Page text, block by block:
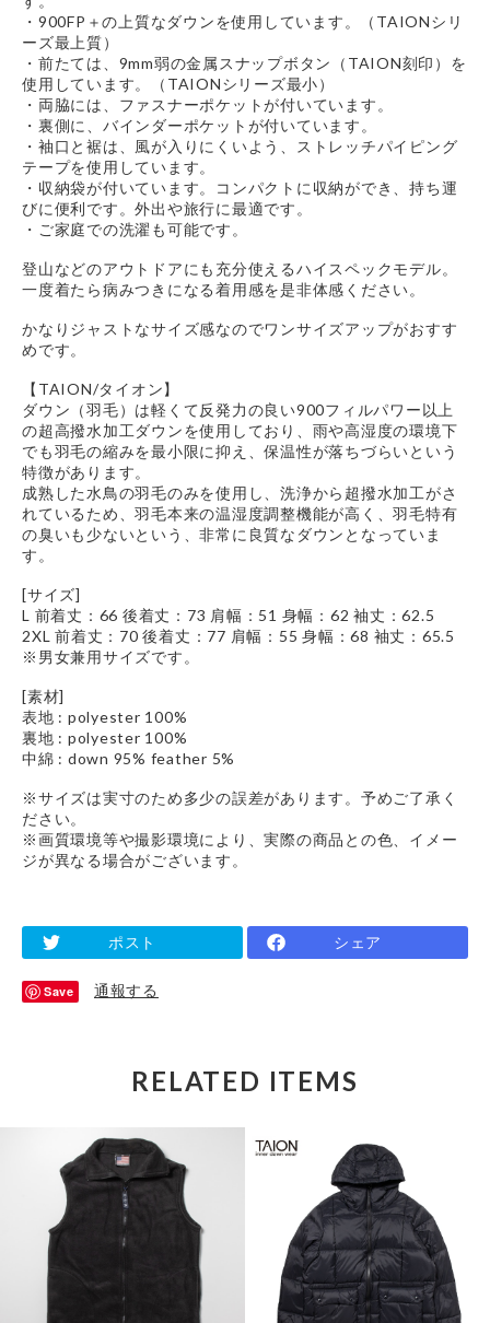
・900FP＋の上質なダウンを使用しています。（TAIONシリ
ーズ最上質）
・前たては、9mm弱の金属スナップボタン（TAION刻印）を
使用しています。（TAIONシリーズ最小）
・両脇には、ファスナーポケットが付いています。
・裏側に、バインダーポケットが付いています。
・袖口と裾は、風が入りにくいよう、ストレッチパイピング
テープを使用しています。
・収納袋が付いています。コンパクトに収納ができ、持ち運
びに便利です。外出や旅行に最適です。
・ご家庭での洗濯も可能です。
登山などのアウトドアにも充分使えるハイスペックモデル。
一度着たら病みつきになる着用感を是非体感ください。
かなりジャストなサイズ感なのでワンサイズアップがおすす
めです。
【TAION/タイオン】
ダウン（羽毛）は軽くて反発力の良い900フィルパワー以上
の超高撥水加工ダウンを使用しており、雨や高湿度の環境下
でも羽毛の縮みを最小限に抑え、保温性が落ちづらいという
特徴があります。
成熟した水鳥の羽毛のみを使用し、洗浄から超撥水加工がさ
れているため、羽毛本来の温湿度調整機能が高く、羽毛特有
の臭いも少ないという、非常に良質なダウンとなっていま
す。
[サイズ]
L 前着丈：66 後着丈：73 肩幅：51 身幅：62 袖丈：62.5
2XL 前着丈：70 後着丈：77 肩幅：55 身幅：68 袖丈：65.5
※男女兼用サイズです。
[素材]
表地 : polyester 100%
裏地 : polyester 100%
中綿 : down 95% feather 5%
※サイズは実寸のため多少の誤差があります。予めご了承く
ださい。
※画質環境等や撮影環境により、実際の商品との色、イメー
ジが異なる場合がございます。
ポスト シェア
Save 通報する
RELATED ITEMS